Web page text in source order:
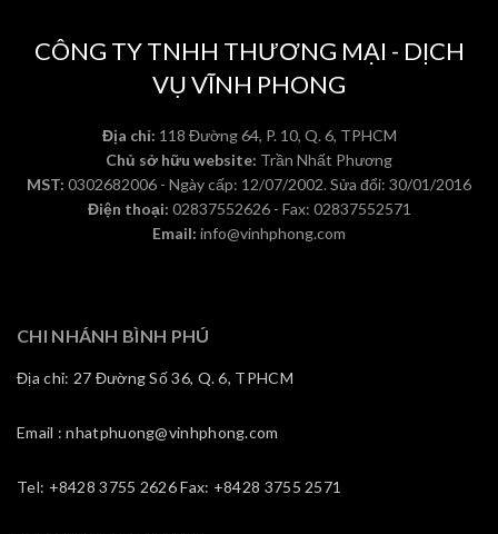
CÔNG TY TNHH THƯƠNG MẠI - DỊCH
VỤ VĨNH PHONG
Địa chỉ: 118 Đường 64, P. 10, Q. 6, TPHCM
Chủ sở hữu website: Trần Nhất Phương
MST: 0302682006 - Ngày cấp: 12/07/2002. Sửa đổi: 30/01/2016
Điện thoại: 02837552626 - Fax: 02837552571
Email: info@vinhphong.com
CHI NHÁNH BÌNH PHÚ
Địa chỉ: 27 Đường Số 36, Q. 6, TPHCM
Email : nhatphuong@vinhphong.com
Tel: +8428 3755 2626 Fax: +8428 3755 2571